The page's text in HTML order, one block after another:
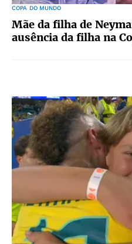
COPA DO MUNDO
Mãe da filha de
ausência da filha na